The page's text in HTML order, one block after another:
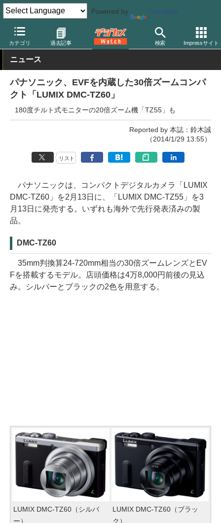
Powered by Translate
カテゴリ 過去記事 検索 Impressサイト
デジカメ Watch カメラ レンズ一体型（コンパクト）カメラ パ
ニュース
パナソニック、EVFを内蔵した30倍ズームコンパ
クト「LUMIX DMC-TZ60」
180度チルト式モニターの20倍ズーム機「TZ55」も
Reported by 本誌：鈴木誠
（2014/1/29 13:55）
リスト
パナソニックは、コンパクトデジタルカメラ「LUMIX
DMC-TZ60」を2月13日に、「LUMIX DMC-TZ55」を3
月13日に発売する。いずれも海外で先行発表済みの製
品。
DMC-TZ60
35mm判換算24-720mm相当の30倍ズームレンズとEV
Fを搭載するモデル。店頭価格は4万8,000円前後の見込
み。シルバーとブラックの2色を用意する。
LUMIX DMC-TZ60（シルバ
ー）
LUMIX DMC-TZ60（ブラッ
ク）